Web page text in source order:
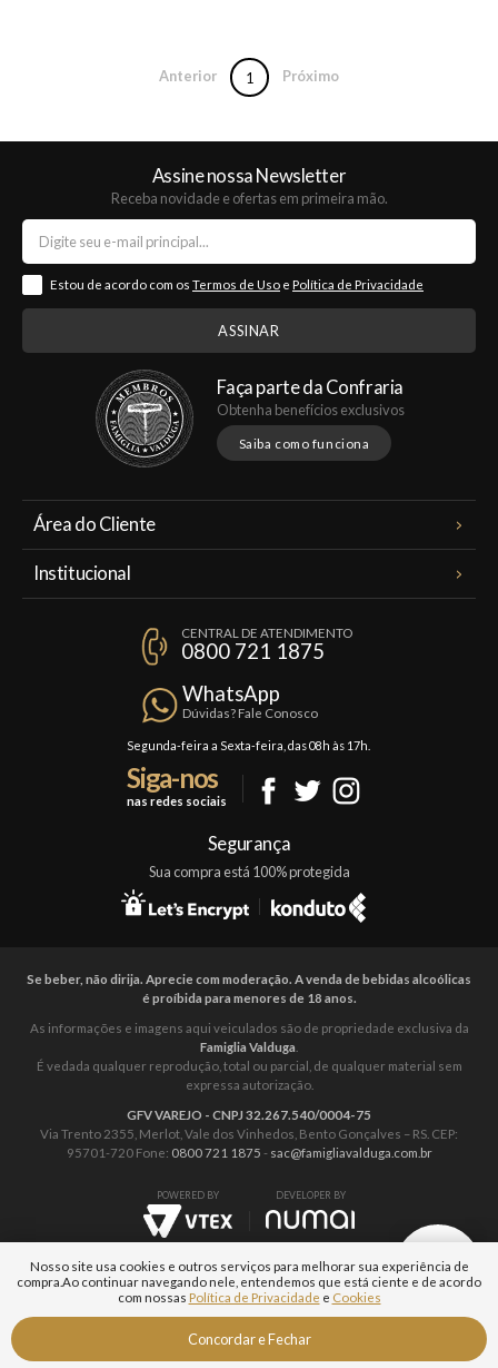
Anterior 1 Próximo
Assine nossa Newsletter
Receba novidade e ofertas em primeira mão.
Estou de acordo com os Termos de Uso e Política de Privacidade
Faça parte da Confraria
Obtenha benefícios exclusivos
Saiba como funciona
Área do Cliente
Institucional
Política de Privacidade
Trocas e Devoluções
Formas de Pagamento
CENTRAL DE ATENDIMENTO
0800 721 1875
WhatsApp
Dúvidas? Fale Conosco
Segunda-feira a Sexta-feira, das 08h às 17h.
Siga-nos
nas redes sociais
Segurança
Sua compra está 100% protegida
Se beber, não dirija. Aprecie com moderação. A venda de bebidas alcoólicas
é proíbida para menores de 18 anos.
As informações e imagens aqui veiculados são de propriedade exclusiva da
Famiglia Valduga
É vedada qualquer reprodução, total ou parcial, de qualquer material sem
expressa autorização.
GFV VAREJO - CNPJ 32.267.540/0004-75
Via Trento 2355, Merlot, Vale dos Vinhedos, Bento Gonçalves – RS. CEP:
95701-720 Fone: 0800 721 1875 - sac@famigliavalduga.com.br
POWERED BY DEVELOPER BY
Nosso site usa cookies e outros serviços para melhorar sua experiência de
compra. Ao continuar navegando nele, entendemos que está ciente e de acordo
com nossas Política de Privacidade e Cookies
Concordar e Fechar